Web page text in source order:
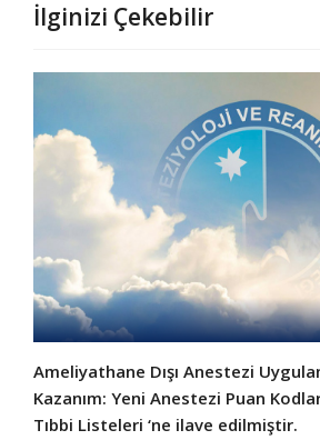
İlginizi Çekebilir
Ameliyathane Dışı Anestezi
Kazanım: Yeni Anestezi Puan
Tıbbi Listeleri ‘ne ilave edilmiştir.